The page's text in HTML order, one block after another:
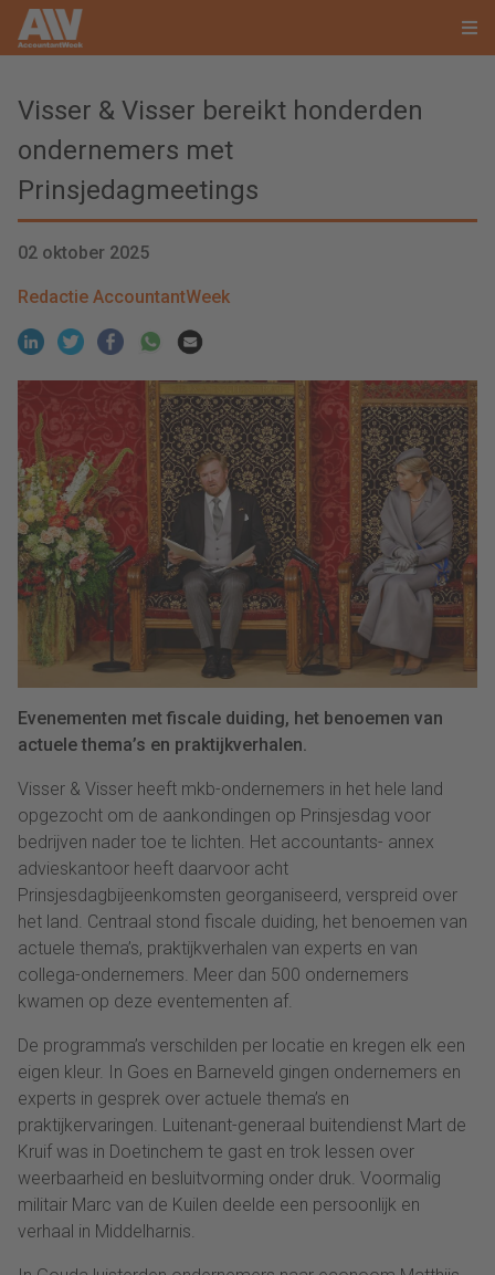
Visser & Visser bereikt honderden
ondernemers met
Prinsjedagmeetings
02 oktober 2025
Redactie AccountantWeek
Evenementen met fiscale duiding, het benoemen van
actuele thema’s en praktijkverhalen.
Visser & Visser heeft mkb-ondernemers in het hele land
opgezocht om de aankondingen op Prinsjesdag voor
bedrijven nader toe te lichten. Het accountants- annex
advieskantoor heeft daarvoor acht
Prinsjesdagbijeenkomsten georganiseerd, verspreid over
het land. Centraal stond fiscale duiding, het benoemen van
actuele thema’s, praktijkverhalen van experts en van
collega-ondernemers. Meer dan 500 ondernemers
kwamen op deze eventementen af.
De programma’s verschilden per locatie en kregen elk een
eigen kleur. In Goes en Barneveld gingen ondernemers en
experts in gesprek over actuele thema’s en
praktijkervaringen. Luitenant-generaal buitendienst Mart de
Kruif was in Doetinchem te gast en trok lessen over
weerbaarheid en besluitvorming onder druk. Voormalig
militair Marc van de Kuilen deelde een persoonlijk en
verhaal in Middelharnis.